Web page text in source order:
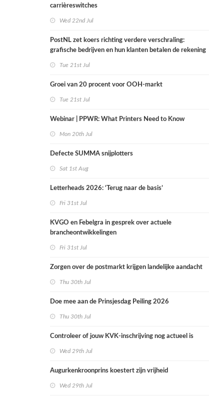
carrièreswitches
Wed 22nd Jul
PostNL zet koers richting verdere verschraling:
grafische bedrijven en hun klanten betalen de rekening
Tue 21st Jul
Groei van 20 procent voor OOH-markt
Tue 21st Jul
Webinar | PPWR: What Printers Need to Know
Mon 20th Jul
Defecte SUMMA snijplotters
Sat 1st Aug
Letterheads 2026: ‘Terug naar de basis’
Fri 31st Jul
KVGO en Febelgra in gesprek over actuele
brancheontwikkelingen
Fri 31st Jul
Zorgen over de postmarkt krijgen landelijke aandacht
Thu 30th Jul
Doe mee aan de Prinsjesdag Peiling 2026
Thu 30th Jul
Controleer of jouw KVK-inschrijving nog actueel is
Wed 29th Jul
Augurkenkroonprins koestert zijn vrijheid
Wed 29th Jul